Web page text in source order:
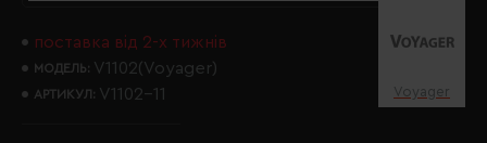
поставка від 2-х тижнів
МОДЕЛЬ: V1102(Voyager)
АРТИКУЛ: V1102-11 Voyager